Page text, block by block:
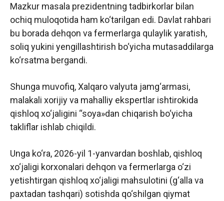
Mazkur masala prezidentning tadbirkorlar bilan
ochiq muloqotida ham ko‘tarilgan edi. Davlat rahbari
bu borada dehqon va fermerlarga qulaylik yaratish,
soliq yukini yengillashtirish bo‘yicha mutasaddilarga
ko‘rsatma bergandi.
Shunga muvofiq, Xalqaro valyuta jamg‘armasi,
malakali xorijiy va mahalliy ekspertlar ishtirokida
qishloq xo‘jaligini “soya»dan chiqarish bo‘yicha
takliflar ishlab chiqildi.
Unga ko‘ra, 2026-yil 1-yanvardan boshlab, qishloq
xo‘jaligi korxonalari dehqon va fermerlarga o‘zi
yetishtirgan qishloq xo‘jaligi mahsulotini (g‘alla va
paxtadan tashqari) sotishda qo‘shilgan qiymat